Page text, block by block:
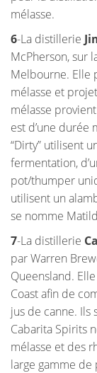
mélasse.
6-La distillerie
McPherson, sur
Melbourne. Elle
mélasse et
mélasse
est d’une durée
“Dirty” utilisent
fermentation,
pot/thumper
utilisent un
se nomme
7-La distillerie
par Warren
Queensland.
Coast afin de
jus de canne. Ils
Cabarita Spirits
mélasse et des
large gamme de